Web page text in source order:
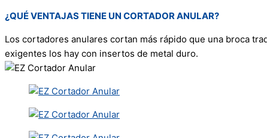
¿QUÉ VENTAJAS TIENE UN CORTADOR ANULAR?
Los cortadores anulares cortan más rápido que una broca
exigentes los hay con insertos de metal duro.